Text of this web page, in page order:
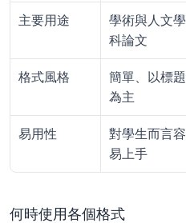
主要用途
學術與人文學
科論文
格式風格
簡單、以標題
為主
易用性
對學生而言容
易上手
何時使用各個格式